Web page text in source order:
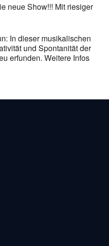
neue Show!!! Mit riesiger
In dieser musikalischen
und Spontanität der
erfunden. Weitere Infos